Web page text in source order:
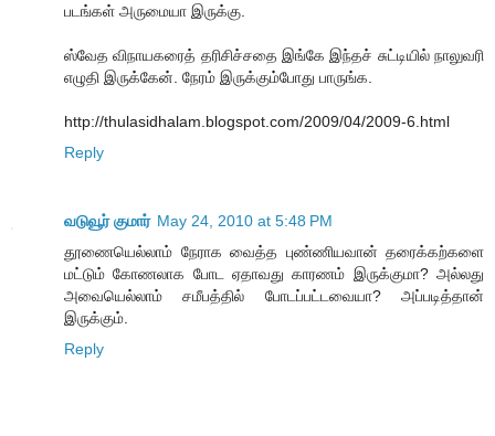
படங்கள் அருமையா இருக்கு.
ஸ்வேத விநாயகரைத் தரிசிச்சதை இங்கே இந்தச் சுட்டியில் நாலுவரி
எழுதி இருக்கேன். நேரம் இருக்கும்போது பாருங்க.
http://thulasidhalam.blogspot.com/2009/04/2009-6.html
Reply
வடுவூர் குமார் May 24, 2010 at 5:48 PM
தூணையெல்லாம் நேராக‌ வைத்த‌ புண்ணிய‌வான் த‌ரைக்க‌ற்க‌ளை
ம‌ட்டும் கோண‌லாக‌ போட‌ ஏதாவது கார‌ண‌ம் இருக்குமா? அல்ல‌து
அவையெல்லாம் ச‌மீப‌த்தில் போட‌ப்ப‌ட்ட‌வையா? அப்ப‌டித்தான்
இருக்கும்.
Reply